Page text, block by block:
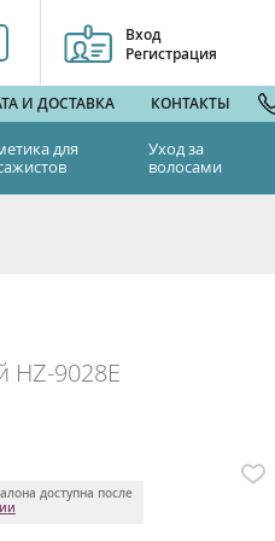
Вход
Регистрация
И ДОСТАВКА КОНТАКТЫ
для
Уход за
волосами
HZ-9028E
доступна после